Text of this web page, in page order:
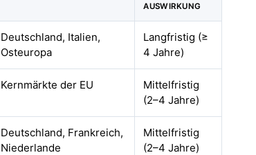
AUSWIRKUNG
Deutschland, Italien,
Osteuropa
Langfristig (≥
4 Jahre)
Kernmärkte der EU
Mittelfristig
(2–4 Jahre)
Deutschland, Frankreich,
Niederlande
Mittelfristig
(2–4 Jahre)